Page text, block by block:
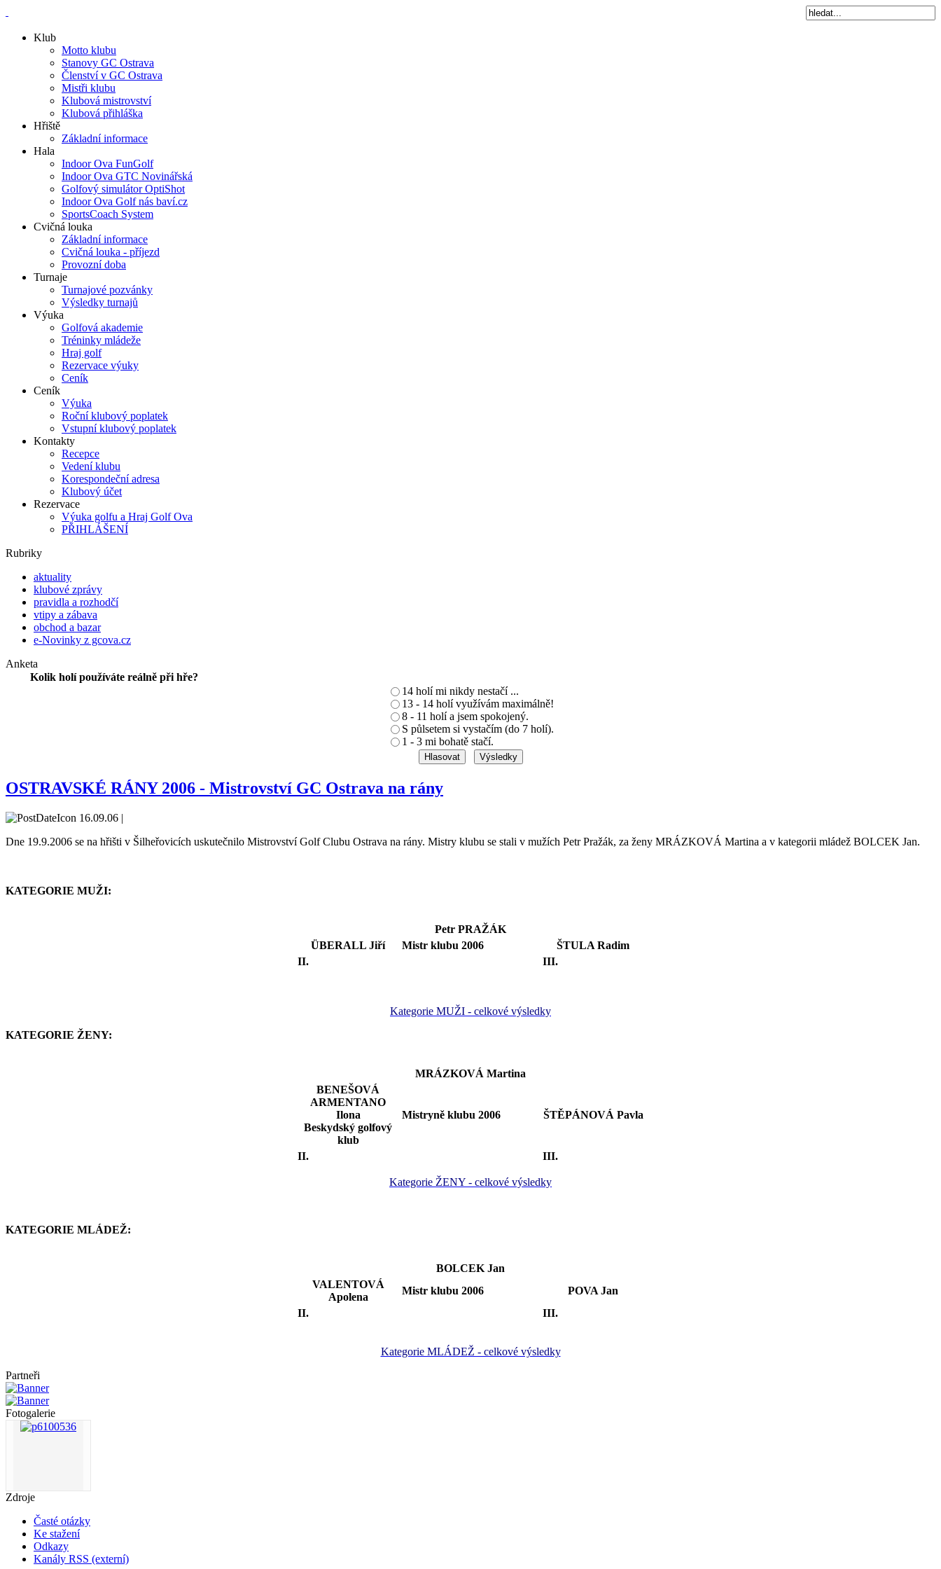
Klub
Motto klubu
Stanovy GC Ostrava
Členství v GC Ostrava
Mistři klubu
Klubová mistrovství
Klubová přihláška
Hřiště
Základní informace
Hala
Indoor Ova FunGolf
Indoor Ova GTC Novinářská
Golfový simulátor OptiShot
Indoor Ova Golf nás baví.cz
SportsCoach System
Cvičná louka
Základní informace
Cvičná louka - příjezd
Provozní doba
Turnaje
Turnajové pozvánky
Výsledky turnajů
Výuka
Golfová akademie
Tréninky mládeže
Hraj golf
Rezervace výuky
Ceník
Ceník
Výuka
Roční klubový poplatek
Vstupní klubový poplatek
Kontakty
Recepce
Vedení klubu
Korespondeční adresa
Klubový účet
Rezervace
Výuka golfu a Hraj Golf Ova
PŘIHLÁŠENÍ
Rubriky
aktuality
klubové zprávy
pravidla a rozhodčí
vtipy a zábava
obchod a bazar
e-Novinky z gcova.cz
Anketa
Kolik holí používáte reálně při hře?
14 holí mi nikdy nestačí ...
13 - 14 holí využívám maximálně!
8 - 11 holí a jsem spokojený.
S půlsetem si vystačím (do 7 holí).
1 - 3 mi bohatě stačí.
OSTRAVSKÉ RÁNY 2006 - Mistrovství GC Ostrava na rány
16.09.06 |
Dne 19.9.2006 se na hřišti v Šilheřovicích uskutečnilo Mistrovství Golf Clubu Ostrava na rány. Mistry klubu se stali v mužích Petr Pražák, za ženy MRÁZKOVÁ Martina a v kategorii mládež BOLCEK Jan.
KATEGORIE MUŽI:
Petr PRAŽÁK
ÜBERALL Jiří
Mistr klubu 2006
ŠTULA Radim
II.
III.
Kategorie MUŽI - celkové výsledky
KATEGORIE ŽENY:
MRÁZKOVÁ Martina
BENEŠOVÁ
ARMENTANO
Ilona
Beskydský golfový
klub
Mistryně klubu 2006 ŠTĚPÁNOVÁ Pavla
II. III.
Kategorie ŽENY - celkové výsledky
KATEGORIE MLÁDEŽ:
BOLCEK Jan
VALENTOVÁ
Apolena
Mistr klubu 2006
POVA Jan
II.
III.
Kategorie MLÁDEŽ - celkové výsledky
Partneři
Fotogalerie
Zdroje
Časté otázky
Ke stažení
Odkazy
Kanály RSS (externí)